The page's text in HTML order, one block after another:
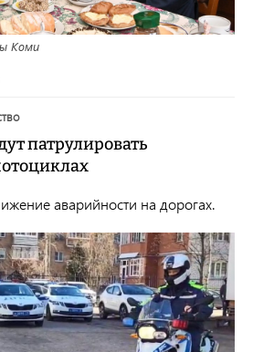
Коми
патрулировать
аварийности на дорогах.